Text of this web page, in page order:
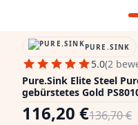
PURE.SINK
5.0(2
Pure.Sink Elite Steel
gebürstetes Gold
116,20 €136,70 €